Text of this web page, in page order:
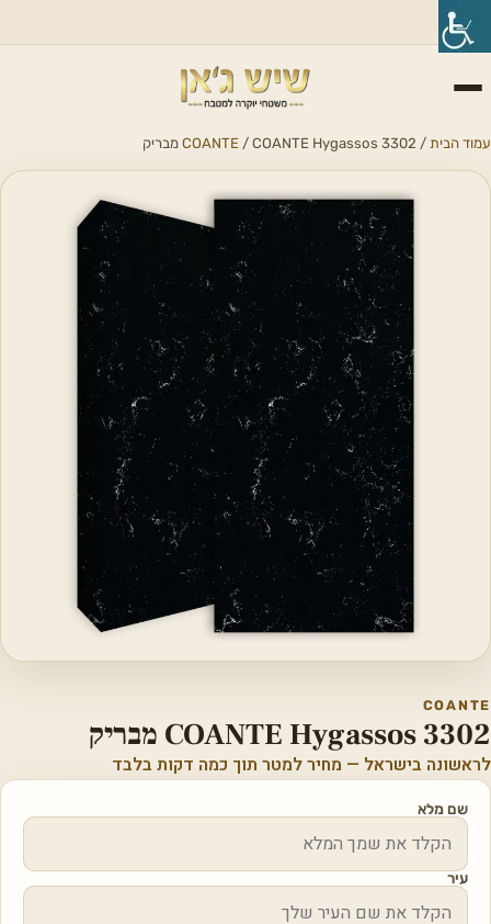
עמוד הבית /
COANTE / COANTE Hygassos 3302 מבריק
COANTE
COANTE Hygassos 3302 מבריק
לראשונה בישראל — מחיר למטר תוך כמה דקות בלבד
שם מלא
עיר